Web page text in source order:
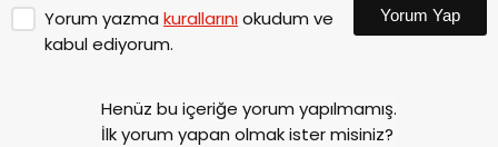
Yorum yazma kurallarınıokudum ve
kabul ediyorum.
Yorum Yap
Henüz bu içeriğe yorum yapılmamış.
İlk yorum yapan olmak ister misiniz?